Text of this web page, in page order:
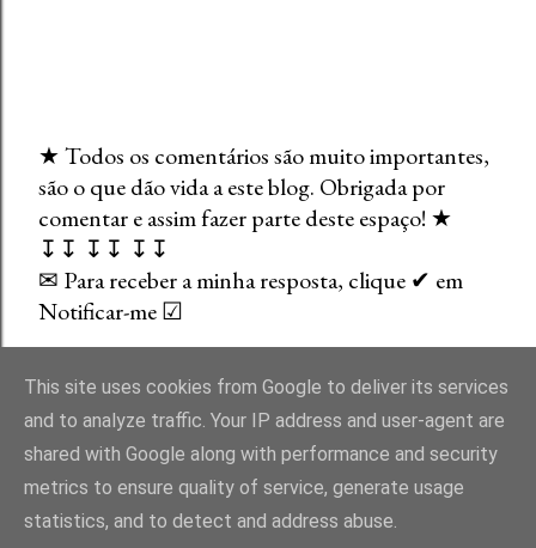
E
n
v
i
a
r
u
c
o
m
e
★ Todos os comentários são muito importantes,
são o que dão vida a este blog. Obrigada por
comentar e assim fazer parte deste espaço! ★
↧↧ ↧↧ ↧↧
✉ Para receber a minha resposta, clique ✔ em
Notificar-me ☑
Com tecnologia do Blogger
Direitos Reservados. Um Blog entre Bibliotecas - Liliana Carvalho
This site uses cookies from Google to deliver its services
and to analyze traffic. Your IP address and user-agent are
shared with Google along with performance and security
metrics to ensure quality of service, generate usage
statistics, and to detect and address abuse.